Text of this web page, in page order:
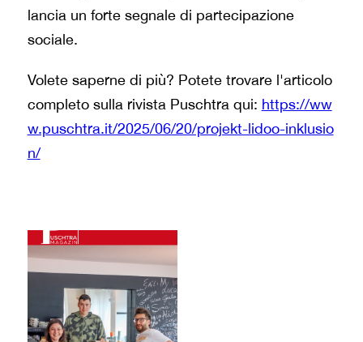
lancia un forte segnale di partecipazione
sociale.
Volete saperne di più? Potete trovare l'articolo
completo sulla rivista Puschtra qui: https://ww
w.puschtra.it/2025/06/20/projekt-lidoo-inklusio
n/